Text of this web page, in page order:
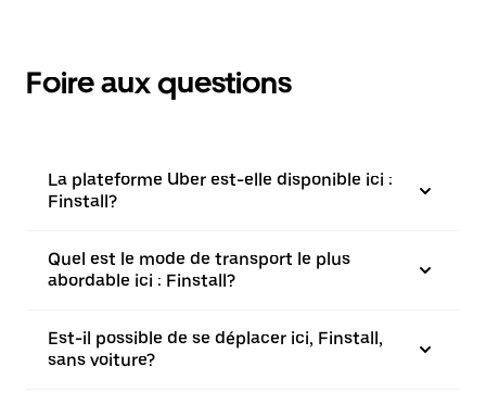
Foire aux questions
La plateforme Uber est-elle disponible ici :
Finstall?
Quel est le mode de transport le plus
abordable ici : Finstall?
Est-il possible de se déplacer ici, Finstall,
sans voiture?